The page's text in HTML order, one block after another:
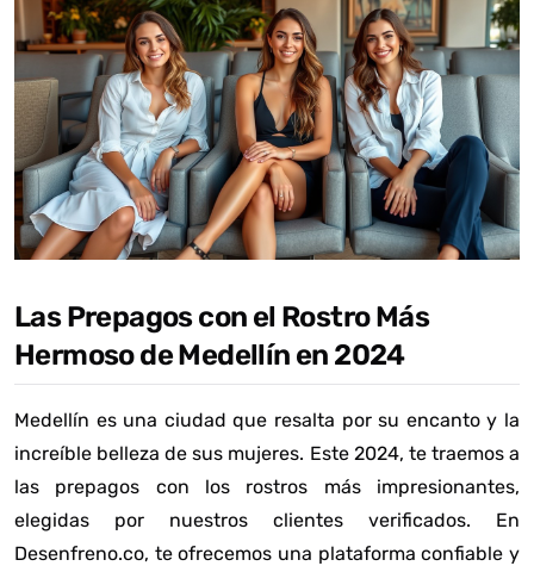
Las Prepagos con el Rostro Más
Hermoso de Medellín en 2024
Medellín es una ciudad que resalta por su encanto y la
increíble belleza de sus mujeres. Este 2024, te traemos a
las prepagos con los rostros más impresionantes,
elegidas por nuestros clientes verificados. En
Desenfreno.co, te ofrecemos una plataforma confiable y